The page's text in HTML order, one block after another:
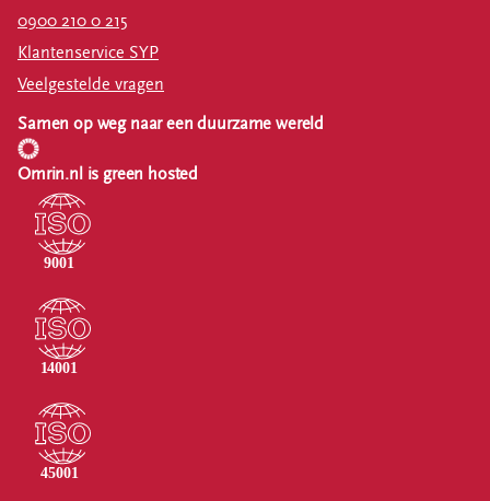
0900 210 0 215
Klantenservice SYP
Veelgestelde vragen
Samen op weg naar een duurzame wereld
Omrin.nl is green hosted